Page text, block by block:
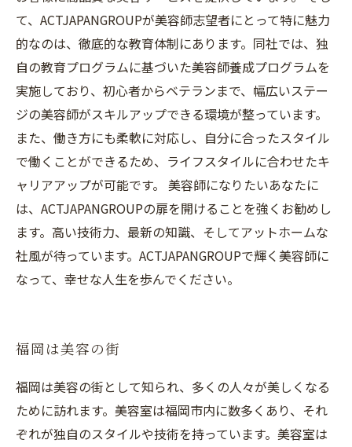
て、ACTJAPANGROUPが美容師志望者にとって特に魅力
的なのは、徹底的な教育体制にあります。同社では、独
自の教育プログラムに基づいた美容師養成プログラムを
実施しており、初心者からベテランまで、幅広いステー
ジの美容師がスキルアップできる環境が整っています。
また、働き方にも柔軟に対応し、自分に合ったスタイル
で働くことができるため、ライフスタイルに合わせたキ
ャリアアップが可能です。 美容師になりたいあなたに
は、ACTJAPANGROUPの扉を開けることを強くお勧めし
ます。高い技術力、最新の知識、そしてアットホームな
社風が待っています。ACTJAPANGROUPで輝く美容師に
なって、幸せな人生を歩んでください。
福岡は美容の街
福岡は美容の街として知られ、多くの人々が美しくなる
ために訪れます。美容室は福岡市内に数多くあり、それ
ぞれが独自のスタイルや技術を持っています。美容室は